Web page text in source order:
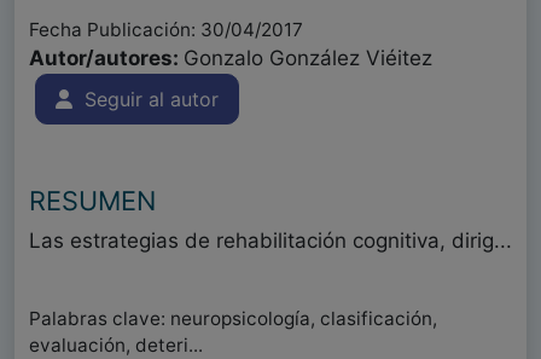
Fecha Publicación: 30/04/2017
Autor/autores: Gonzalo González Viéitez
Seguir al autor
RESUMEN
Las estrategias de rehabilitación cognitiva, dirig...
Palabras clave: neuropsicología, clasificación,
evaluación, deteri...